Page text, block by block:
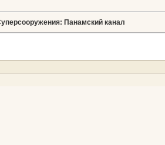
Панамский канал